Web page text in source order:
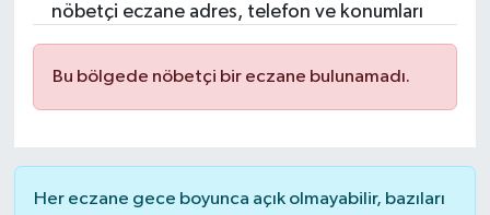
nöbetçi eczane adres, telefon ve konumları
Bu bölgede nöbetçi bir eczane bulunamadı.
Her eczane gece boyunca açık olmayabilir, bazıları